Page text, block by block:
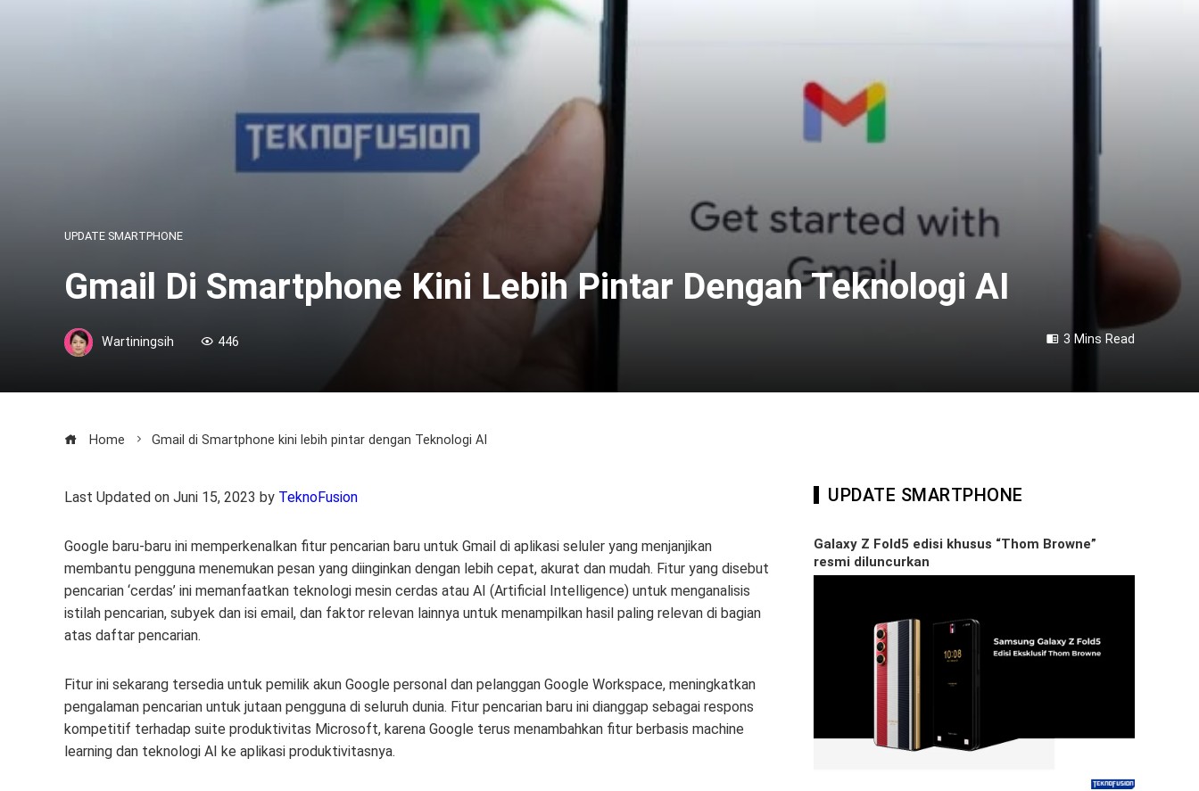
UPDATE SMARTPHONE
Gmail Di Smartphone Kini Lebih Pintar Dengan Teknologi AI
Wartiningsih 446 3 Mins Read
Home Gmail di Smartphone kini lebih pintar dengan Teknologi AI
Last Updated on Juni 15, 2023 by TeknoFusion
Google baru-baru ini memperkenalkan fitur pencarian baru untuk Gmail di aplikasi seluler yang menjanjikan
membantu pengguna menemukan pesan yang diinginkan dengan lebih cepat, akurat dan mudah. Fitur yang disebut
pencarian ‘cerdas’ ini memanfaatkan teknologi mesin cerdas atau AI (Artificial Intelligence) untuk menganalisis
istilah pencarian, subyek dan isi email, dan faktor relevan lainnya untuk menampilkan hasil paling relevan di bagian
atas daftar pencarian.
Fitur ini sekarang tersedia untuk pemilik akun Google personal dan pelanggan Google Workspace, meningkatkan
pengalaman pencarian untuk jutaan pengguna di seluruh dunia. Fitur pencarian baru ini dianggap sebagai respons
kompetitif terhadap suite produktivitas Microsoft, karena Google terus menambahkan fitur berbasis machine
learning dan teknologi AI ke aplikasi produktivitasnya.
UPDATE SMARTPHONE
Galaxy Z Fold5 edisi khusus “Thom Browne”
resmi diluncurkan